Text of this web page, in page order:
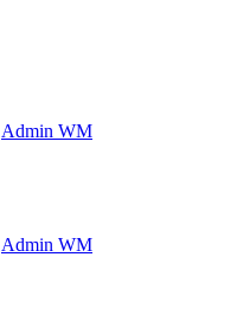
Admin WM
Admin WM